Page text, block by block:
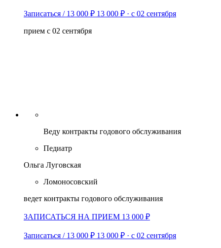
Записаться / 13 000 ₽ 13 000 ₽ · с 02 сентября
прием с 02 сентября
Веду контракты годового обслуживания
Педиатр
Ольга Луговская
Ломоносовский
ведет контракты годового обслуживания
ЗАПИСАТЬСЯ НА ПРИЕМ 13 000 ₽
Записаться / 13 000 ₽ 13 000 ₽ · с 02 сентября